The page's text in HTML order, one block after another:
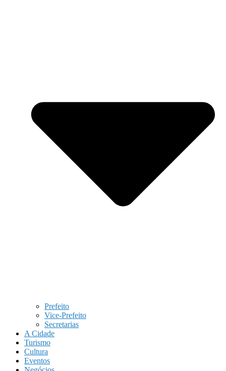
Prefeito
Vice-Prefeito
Secretarias
A Cidade
Turismo
Cultura
Eventos